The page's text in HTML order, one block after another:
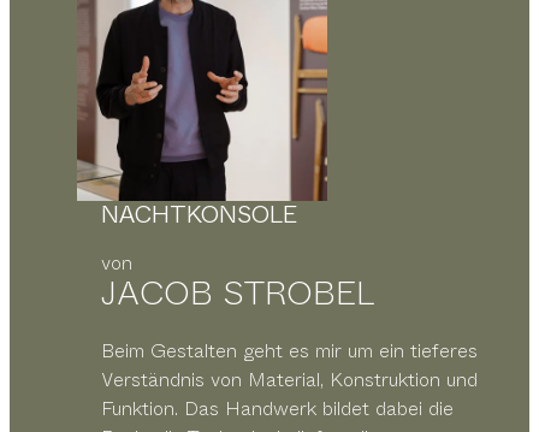
NACHTKONSOLE
von
JACOB STROBEL
Beim Gestalten geht es mir um ein tieferes
Verständnis von Material, Konstruktion und
Funktion. Das Handwerk bildet dabei die